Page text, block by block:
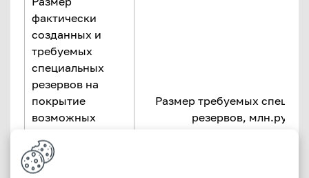
фактически
созданных и
требуемых
специальных
резервов на
покрытие
возможных
активам и
операциям, не
Размер требуемых
резервов, млн.руб.